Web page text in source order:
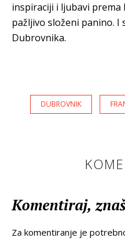
inspiraciji i ljubavi
pažljivo složeni panino. I
Dubrovnika.
DUBROVNIK
Komentiraj,
Za komentiranje je